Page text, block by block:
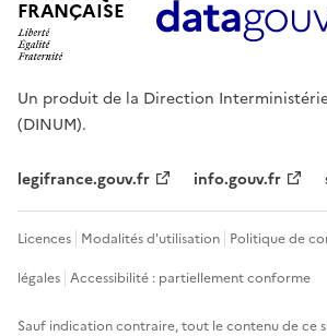
FRANÇAISE
Un produit de la Direction
(DINUM).
legifrance.gouv.fr info.gouv.fr
Licences Modalités d'utilisation Politique de
légales Accessibilité : partiellement conforme
Sauf indication contraire, tout le contenu de ce